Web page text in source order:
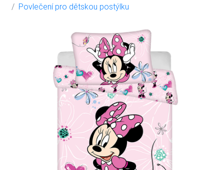
Povlečení pro dětskou postýlku